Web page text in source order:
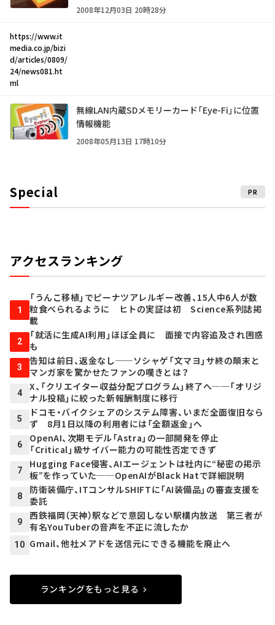
2008年12月03日 20時28分
https://www.it
media.co.jp/bizi
d/articles/0809/
24/news081.ht
ml
無線LAN内蔵SDメモリーカード「Eye-Fi」に位置
情報機能
2008年05月13日 17時10分
Special PR
アクセスランキング
1
「うんこ移植」でピーナツアレルギー改善、15人中6人が数
粒食べられるように ヒトの実証は初 Science系列誌掲
載
2
「就活に生成AI利用」ほぼ全員に 面接で内容追及され困惑
も
3
告知は前日、返金なし──ソシャゲ「文マヨ」サ終の顛末と
マンガ家を驚かせたファンの嘆きとは？
4
X、「クリエイター収益分配プログラム」終了へ──「オリジ
ナル投稿」に絞った新報酬制度に移行
5
ドコモ・バイクシェアのシステム障害、いまだ全面復旧なら
ず 8月1日以降の利用者には「全額返金」へ
6
OpenAI、次期モデル「Astra」の一部開発を停止
「Critical」級サイバー能力の可能性否定できず
7
Hugging Face侵害、AIエージェントは社内に“秘密の掲示
板”を作っていた──OpenAIがBlack Hatで詳細説明
8
防衛装備庁、ITコンサルSHIFTに「AI装備品」の審査支援を
委託
9
西鉄福岡（天神）駅などで意図しない駅構内放送 第三者が
有名YouTuberの音声を不正に流したか
10 Gmail、他社メアドを送信元にできる機能を廃止へ
ランキングをもっと見る